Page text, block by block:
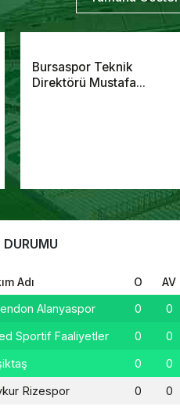
Bursaspor Teknik
Direktörü Mustafa...
DURUMU
Adı O AV
Alanyaspor
0 0
Sportif Faaliyetler 0 0
0 0
Rizespor 0 0